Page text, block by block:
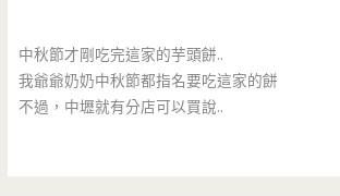
中秋節才剛吃完這家的芋頭餅..
我爺爺奶奶中秋節都指名要吃這家的餅
不過，中壢就有分店可以買說..